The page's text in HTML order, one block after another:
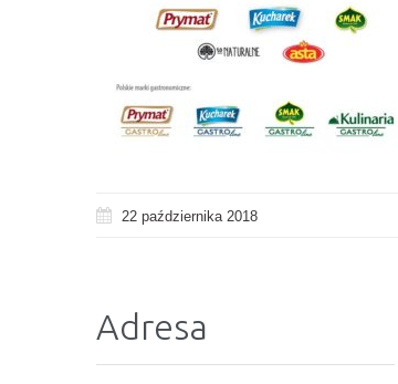
22 października 2018
Adresa